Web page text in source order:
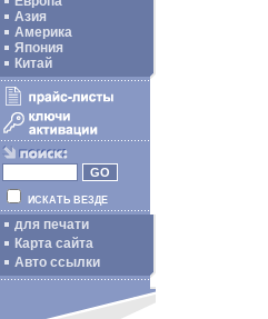
Азия
Америка
Япония
Китай
ИСКАТЬ ВЕЗДЕ
для печати
Карта сайта
Авто ссылки